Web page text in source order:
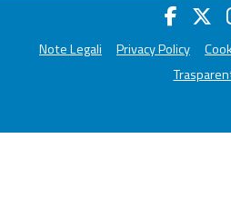
Note Legali Privacy Policy